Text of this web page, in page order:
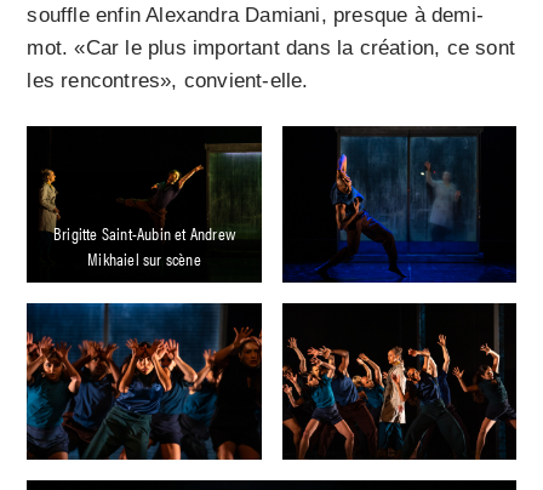
souffle enfinAlexandra Damiani, presque à demi-
mot. «Car le plus important dans la création, ce sont
les rencontres», convient-elle.
Brigitte Saint-Aubin et Andrew
Mikhaiel sur scène